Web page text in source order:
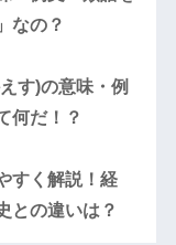
なの？
す)の意味・例
何だ！？
すく解説！経
との違いは？